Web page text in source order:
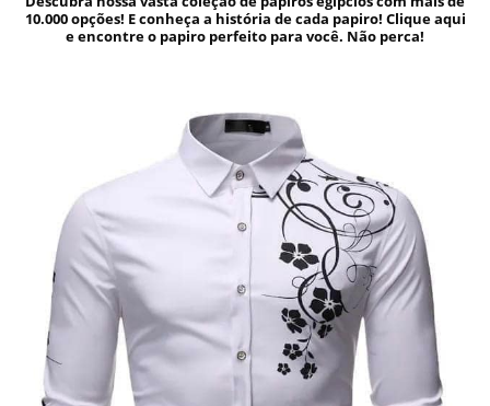
10.000 opções! E conheça a história de cada papiro! Clique aqui
e encontre o papiro perfeito para você. Não perca!